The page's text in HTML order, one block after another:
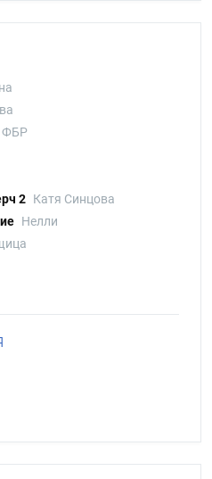
ФБР
2 Катя Синцова
Нелли